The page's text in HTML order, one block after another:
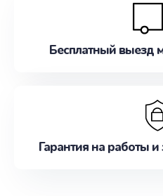
Бесплатный выезд
Гарантия на работы и